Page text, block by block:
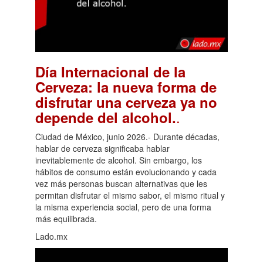
Día Internacional de la
Cerveza: la nueva forma de
disfrutar una cerveza ya no
depende del alcohol..
Ciudad de México, junio 2026.- Durante décadas,
hablar de cerveza significaba hablar
inevitablemente de alcohol. Sin embargo, los
hábitos de consumo están evolucionando y cada
vez más personas buscan alternativas que les
permitan disfrutar el mismo sabor, el mismo ritual y
la misma experiencia social, pero de una forma
más equilibrada.
Lado.mx